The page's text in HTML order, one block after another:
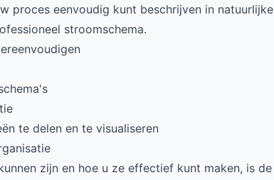
proces eenvoudig kunt beschrijven in natuurlijke
stroomschema.
te delen en te visualiseren
zijn en hoe u ze effectief kunt maken, is de